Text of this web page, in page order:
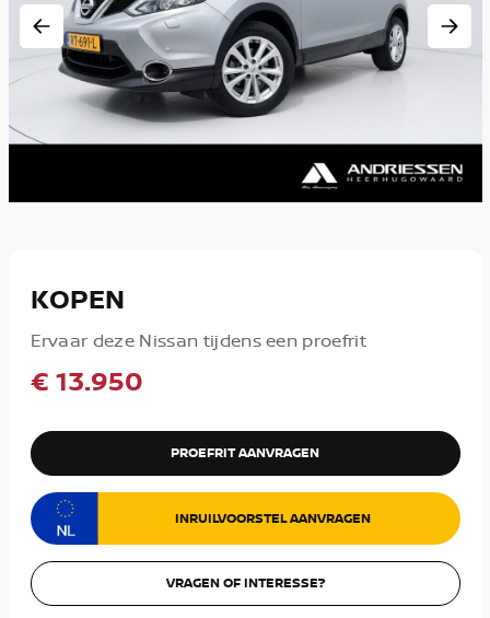
KOPEN
Ervaar deze Nissan tijdens een proefrit
€ 13.950
PROEFRIT AANVRAGEN
INRUILVOORSTEL AANVRAGEN
VRAGEN OF INTERESSE?